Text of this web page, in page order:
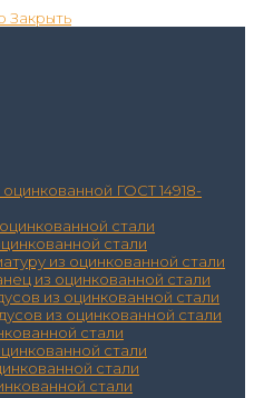
Закрыть
ГОСТ 14918-
стали
стали
из оцинкованной стали
из оцинкованной стали
из оцинкованной стали
из оцинкованной стали
стали
стали
стали
стали